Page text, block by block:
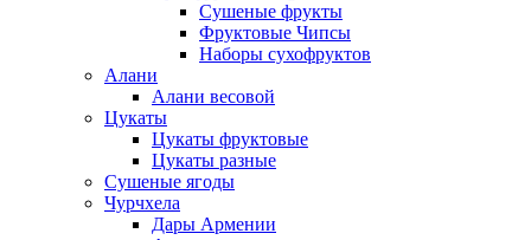
Сушеные фрукты
Фруктовые Чипсы
Наборы сухофруктов
Алани
Алани весовой
Цукаты
Цукаты фруктовые
Цукаты разные
Сушеные ягоды
Чурчхела
Дары Армении